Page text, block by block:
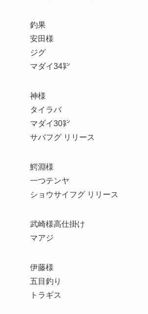
釣果
安田様
ジグ
マダイ34㌢
神様
タイラバ
マダイ30㌢
サバフグ リリース
鰐淵様
一つテンヤ
ショウサイフグ リリース
武崎様高仕掛け
マアジ
伊藤様
五目釣り
トラギス